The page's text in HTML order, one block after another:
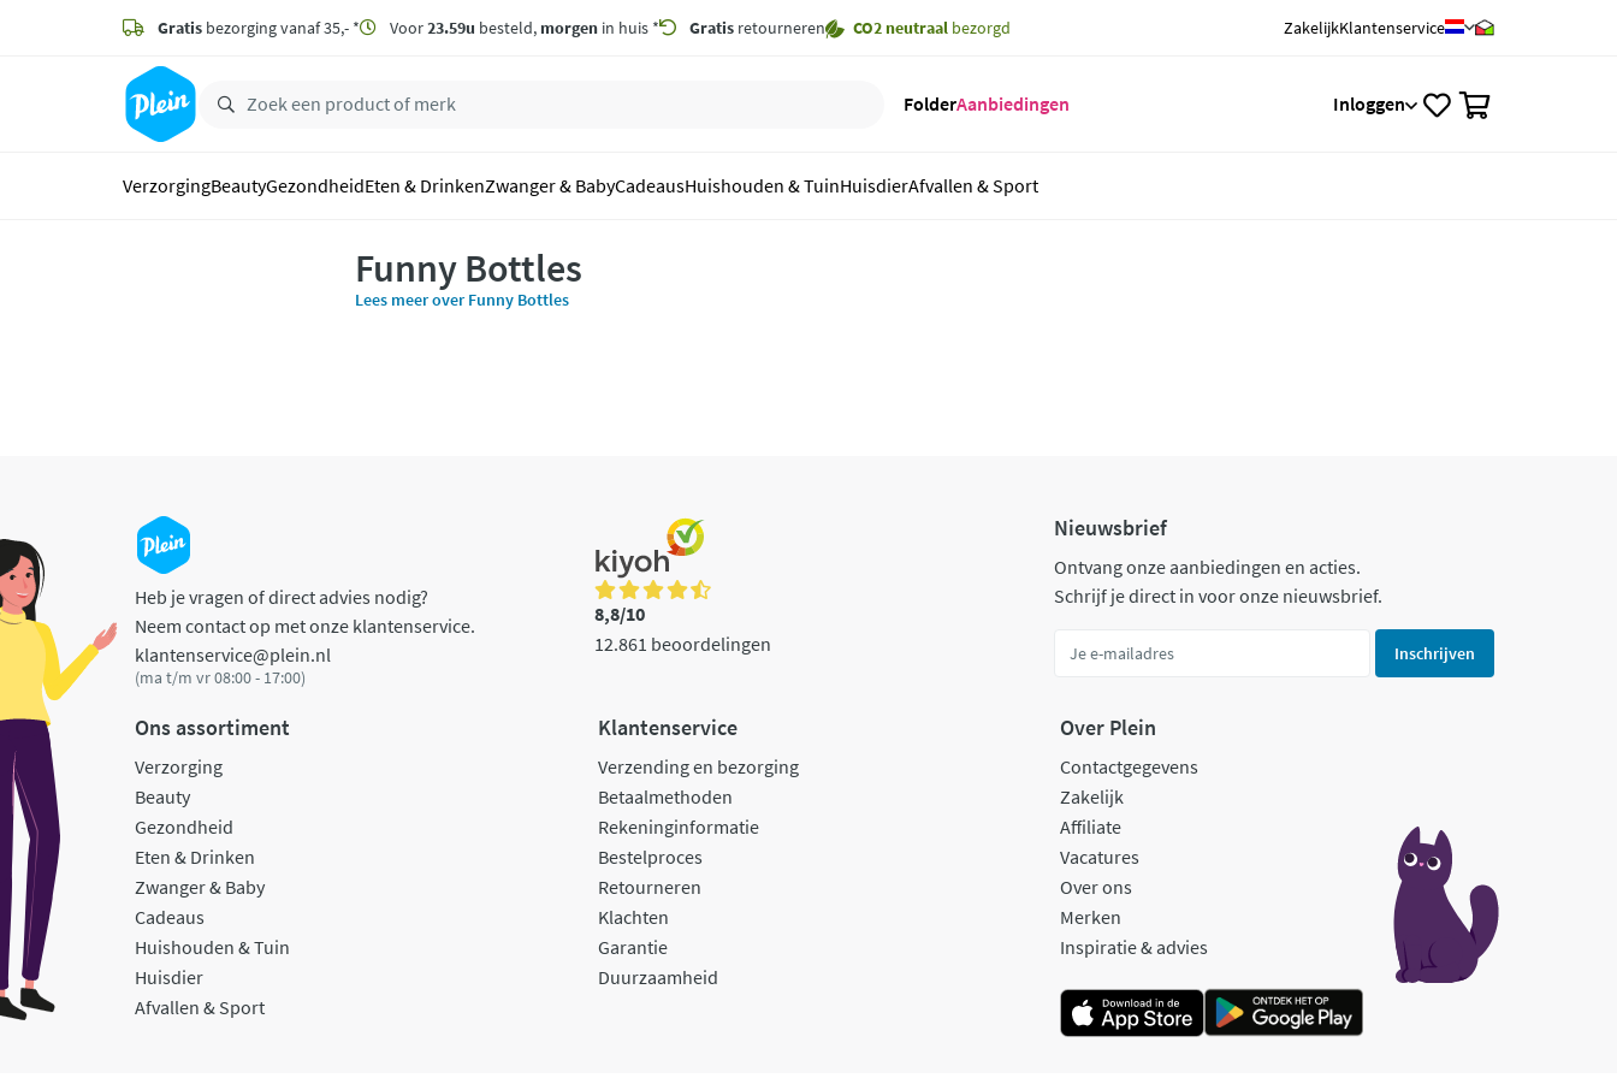
zoeken
hoofdinhoud
Gratis bezorging vanaf 35,- * Voor23.59u besteld, morgen in huis * Gratis retourneren CO2 neutraal bezorgd ZakelijkKlantenservice
FolderAanbiedingen Inloggen
VerzorgingBeautyGezondheidEten & DrinkenZwanger & BabyCadeausHuishouden & TuinHuisdierAfvallen & Sport
Funny Bottles
Lees meer over Funny Bottles
Heb je vragen of direct advies nodig?
Neem contact op met onze klantenservice.
klantenservice@plein.nl
(ma t/m vr 08:00 - 17:00)
8,8/10
12.861 beoordelingen
Nieuwsbrief
Ontvang onze aanbiedingen en acties.
Schrijf je direct in voor onze nieuwsbrief.
Inschrijven
Ons assortiment
Verzorging
Beauty
Gezondheid
Eten & Drinken
Zwanger & Baby
Cadeaus
Huishouden & Tuin
Huisdier
Afvallen & Sport
Klantenservice
Verzending en bezorging
Betaalmethoden
Rekeninginformatie
Bestelproces
Retourneren
Klachten
Garantie
Duurzaamheid
Over Plein
Contactgegevens
Zakelijk
Affiliate
Vacatures
Over ons
Merken
Inspiratie & advies